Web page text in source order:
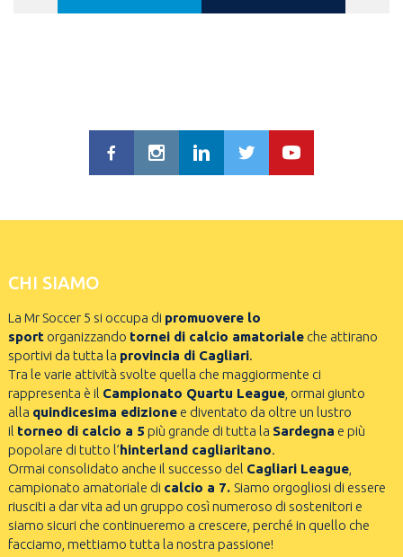
CHI SIAMO
La Mr Soccer 5 si occupa di promuovere lo
sportorganizzando tornei di calcio amatorialeche attirano
sportivi da tutta la provincia di Cagliari.
Tra le varie attività svolte quella che maggiormente ci
rappresenta è il Campionato Quartu League, ormai giunto
alla quindicesima edizionee diventato da oltre un lustro
il torneo di calcio a 5 più grande di tutta la Sardegna e più
popolare di tutto l’hinterland cagliaritano.
Ormai consolidato anche il successo del Cagliari League,
campionato amatoriale di calcio a 7. Siamo orgogliosi di essere
riusciti a dar vita ad un gruppo così numeroso di sostenitori e
siamo sicuri che continueremo a crescere, perché in quello che
facciamo, mettiamo tutta la nostra passione!